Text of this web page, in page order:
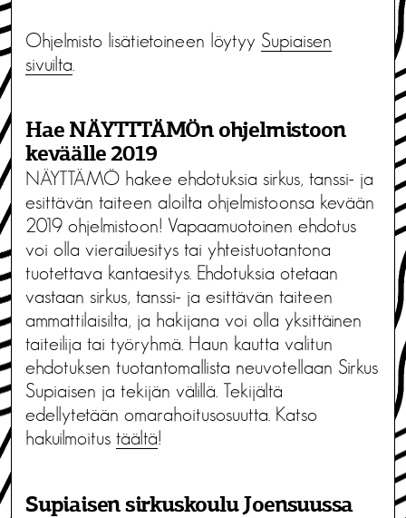
Ohjelmisto lisätietoineen löytyy Supiaisen
sivuilta
Hae NÄYTTTÄMÖn ohjelmistoon
keväälle 2019
NÄYTTÄMÖ hakee ehdotuksia sirkus, tanssi- ja
esittävän taiteen aloilta ohjelmistoonsa kevään
2019 ohjelmistoon! Vapaamuotoinen ehdotus
voi olla vierailuesitys tai yhteistuotantona
tuotettava kantaesitys. Ehdotuksia otetaan
vastaan sirkus, tanssi- ja esittävän taiteen
ammattilaisilta, ja hakijana voi olla yksittäinen
taiteilija tai työryhmä. Haun kautta valitun
ehdotuksen tuotantomallista neuvotellaan Sirkus
Supiaisen ja tekijän välillä. Tekijältä
edellytetään omarahoitusosuutta. Katso
hakuilmoitus täältä!
Supiaisen sirkuskoulu Joensuussa